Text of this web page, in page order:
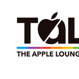
contenuto